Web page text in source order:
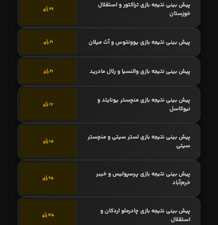
پیش بینی نتیجه بازی تراکتور و استقلال
خوزستان
69 رأی
پیش بینی نتیجه بازی یوونتوس و آث میلان 21 رأی
پیش بینی نتیجه بازی والنسیا و رئال مادرید 21 رأی
پیش بینی نتیجه بازی منچستر یونایتد و
نیوکاسل
17 رأی
پیش بینی نتیجه بازی لستر سیتی و منچستر
سیتی
15 رأی
پیش بینی نتیجه بازی پرسپولیس و خیبر
خرم‌آباد
65 رأی
پیش بینی نتیجه بازی چادرملو اردکان و
استقلال
45 رأی